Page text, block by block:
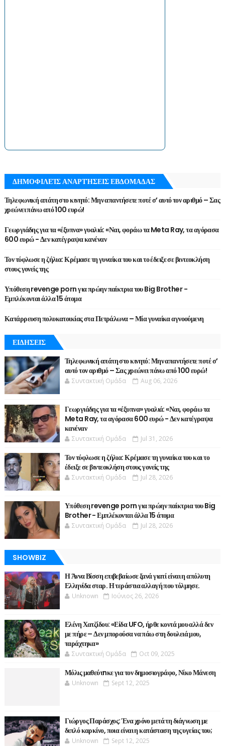
ΔΗΜΟΦΙΛΕΊΣ ΑΝΑΡΤΉΣΕΙΣ ΕΒΔΟΜΑΔΑΣ
Τηλεφωνική απάτη στο κινητό: Μην απαντήσετε ποτέ σ’ αυτό τον αριθμό – Σας
χρεώνει πάνω από 100 ευρώ!
Γεωργιάδης για τα «έξυπνα» γυαλιά: «Ναι, φοράω τα Meta Ray, τα αγόρασα
600 ευρώ - Δεν κατέγραψα κανέναν
Τον τύφλωσε η ζήλια: Κρέμασε τη γυναίκα του και το έδειξε σε βιντεοκλήση
στους γονείς της
Υπόθεση revenge porn για πρώην παίκτρια του Big Brother -
Εμπλέκονται άλλα 15 άτομα
Κατάρρευση πολυκατοικίας στα Πετράλωνα – Μία γυναίκα αγνοούμενη
ΕΙΔΗΣΕΙΣ
Τηλεφωνική απάτη στο κινητό: Μην απαντήσετε ποτέ σ’
αυτό τον αριθμό – Σας χρεώνει πάνω από 100 ευρώ!
Συντακτική Ομάδα Aug 06, 2026
Γεωργιάδης για τα «έξυπνα» γυαλιά: «Ναι, φοράω τα
Meta Ray, τα αγόρασα 600 ευρώ - Δεν κατέγραψα
κανέναν
Συντακτική Ομάδα Jul 31, 2026
Τον τύφλωσε η ζήλια: Κρέμασε τη γυναίκα του και το
έδειξε σε βιντεοκλήση στους γονείς της
Συντακτική Ομάδα Jul 28, 2026
Υπόθεση revenge porn για πρώην παίκτρια του Big
Brother - Εμπλέκονται άλλα 15 άτομα
Συντακτική Ομάδα Jul 28, 2026
SHOWBIZ
Η Άννα Βίσση επιβεβαίωσε ξανά γιατί είναι η απόλυτη
Ελληνίδα σταρ. Η τεράστια αλλαγή που τόλμησε.
Unknown Ιούνιος 26, 2026
Ελένη Χατζίδου: «Είδα UFO, ήρθε κοντά μου αλλά δεν
με πήρε – Δεν μπορούσα να πάω στη δουλειά μου,
ταράχτηκα»
Συντακτική Ομάδα Oct 09, 2025
Μόλις μαθεύτnκε για τον δημοσιογράφο, Νίκο Μάνεση
Unknown Sept 12, 2025
Γιώργος Παράσχος: Ένα χρόνο μετά τη διάγνωση με
διπλό καρκίνο, ποια είναι η κατάσταση της υγείας του;
Unknown Sept 12, 2025